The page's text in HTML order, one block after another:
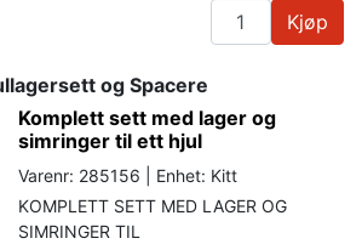
Kjøp
og Spacere
Komplett sett med lager og
simringer til ett hjul
Varenr: 285156 | Enhet: Kitt
KOMPLETT SETT MED LAGER OG
SIMRINGER TIL